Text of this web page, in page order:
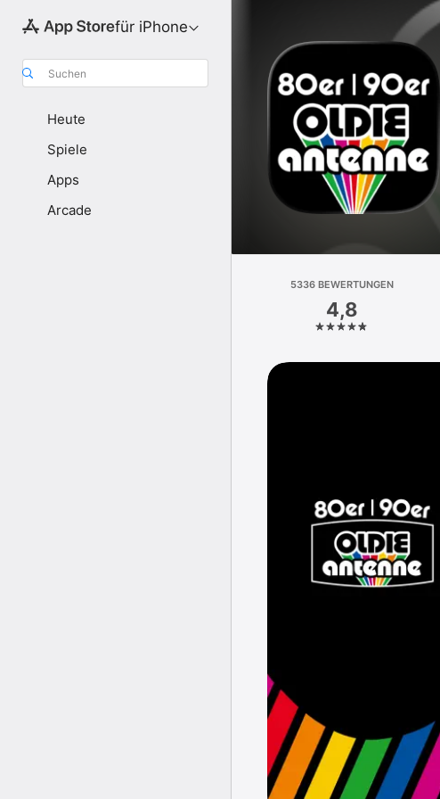
für iPhone
Suchen
Heute
Spiele
Apps
Arcade
5336 BEWERTUNGEN
4,8